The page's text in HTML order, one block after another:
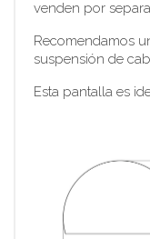
venden por
Recomendamos
suspensión de
Esta pantalla es